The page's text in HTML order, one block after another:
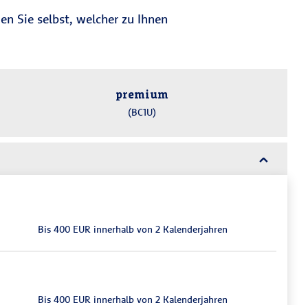
Sie selbst, welcher zu Ihnen
premium
(BC1U)
Bis 400 EUR inner­halb von 2 Kalender­jahren
Bis 400 EUR inner­halb von 2 Kalender­jahren